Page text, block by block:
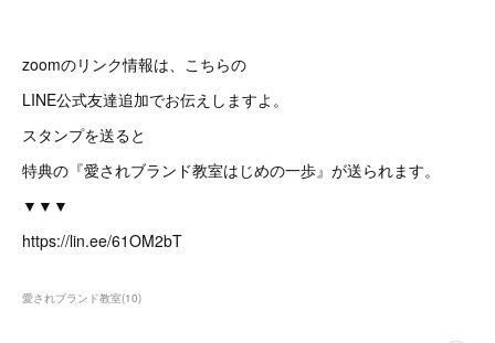
zoomのリンク情報は、こちらの
LINE公式友達追加でお伝えしますよ。
スタンプを送ると
特典の『愛されブランド教室はじめの一歩』が送られます。
▼▼▼
https://lin.ee/61OM2bT
愛されブランド教室(10)